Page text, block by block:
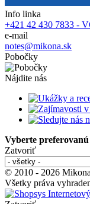
Info linka
+421 42 430 7833 -
e-mail
notes@mikona.sk
Pobočky
Nájdite nás
Vyberte
Zatvoriť
© 2010 - 2026
Všetky práva